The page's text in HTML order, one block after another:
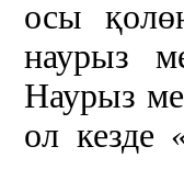
осы
наурыз
Наурыз
ол кезде